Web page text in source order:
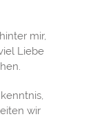
mir,
Liebe
wir